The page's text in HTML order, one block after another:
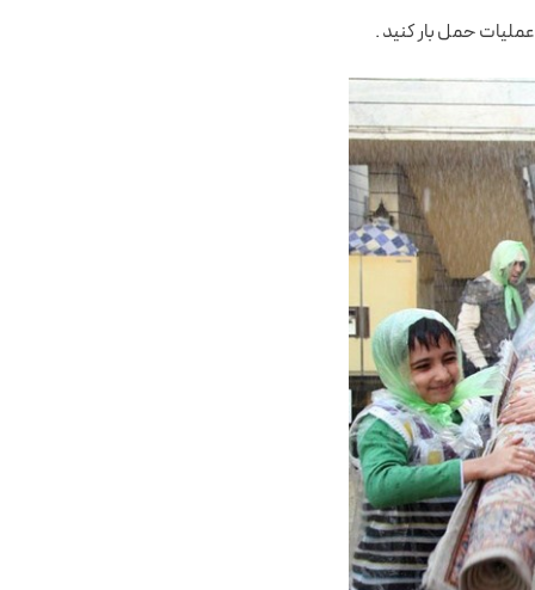
حمل بار کنید .